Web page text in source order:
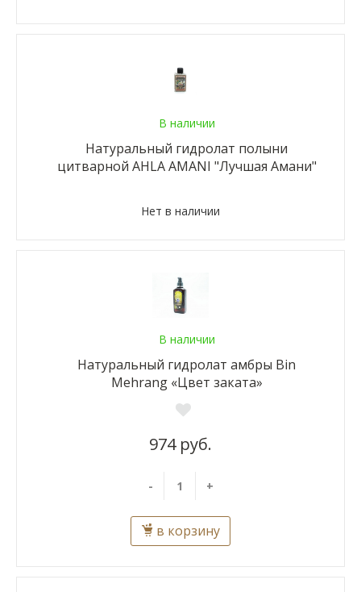
В наличии
Натуральный гидролат полыни
цитварной AHLA AMANI "Лучшая Амани"
Нет в наличии
В наличии
Натуральный гидролат амбры Bin
Mehrang «Цвет заката»
974 руб.
- +
в корзину